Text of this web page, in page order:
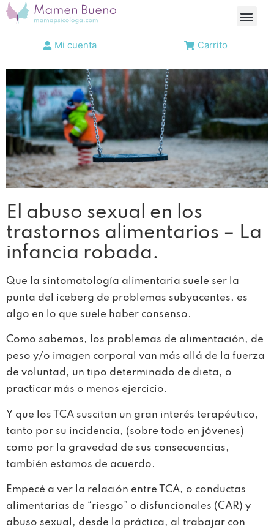
Mi cuenta Carrito
El abuso sexual en los
trastornos alimentarios – La
infancia robada.
Que la sintomatología alimentaria suele ser la
punta del iceberg de problemas subyacentes, es
algo en lo que suele haber consenso.
Como sabemos, los problemas de alimentación, de
peso y/o imagen corporal van más allá de la fuerza
de voluntad, un tipo determinado de dieta, o
practicar más o menos ejercicio.
Y que los TCA suscitan un gran interés terapéutico,
tanto por su incidencia, (sobre todo en jóvenes)
como por la gravedad de sus consecuencias,
también estamos de acuerdo.
Empecé a ver la relación entre TCA, o conductas
alimentarias de “riesgo” o disfuncionales (CAR) y
abuso sexual, desde la práctica, al trabajar con